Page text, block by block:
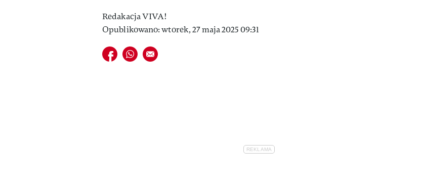
Redakacja VIVA!
Opublikowano: wtorek, 27 maja 2025 09:31
Udostępnij na facebook
Udostępnij na whatsapp
E-mail do przyjaciela